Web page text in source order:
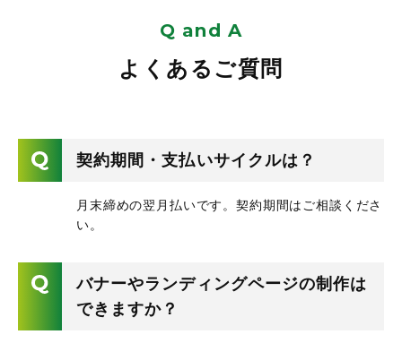
Q and A
よくあるご質問
契約期間・支払いサイクルは？
月末締めの翌月払いです。契約期間はご相談くださ
い。
バナーやランディングページの制作は
できますか？